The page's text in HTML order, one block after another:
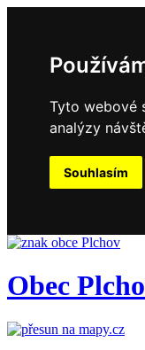
Tyto webové
analýzy
Souhlasím
Obec